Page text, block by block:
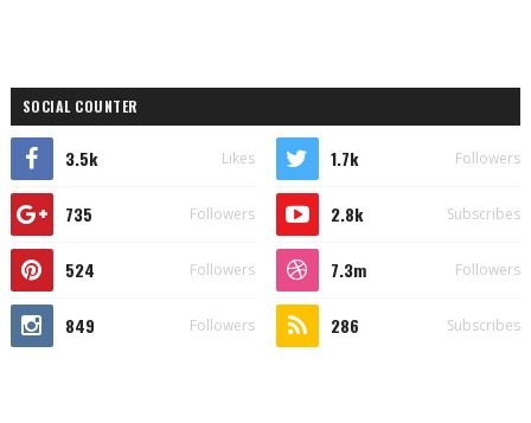
SOCIAL COUNTER
3.5k Likes 1.7k Followers
735 Followers 2.8k Subscribes
524 Followers 7.3m Followers
849 Followers 286 Subscribes